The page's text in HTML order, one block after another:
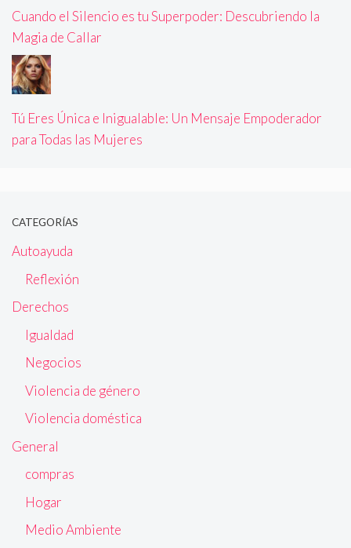
Cuando el Silencio es tu Superpoder: Descubriendo la
Magia de Callar
Tú Eres Única e Inigualable: Un Mensaje Empoderador
para Todas las Mujeres
CATEGORÍAS
Autoayuda
Reflexión
Derechos
Igualdad
Negocios
Violencia de género
Violencia doméstica
General
compras
Hogar
Medio Ambiente